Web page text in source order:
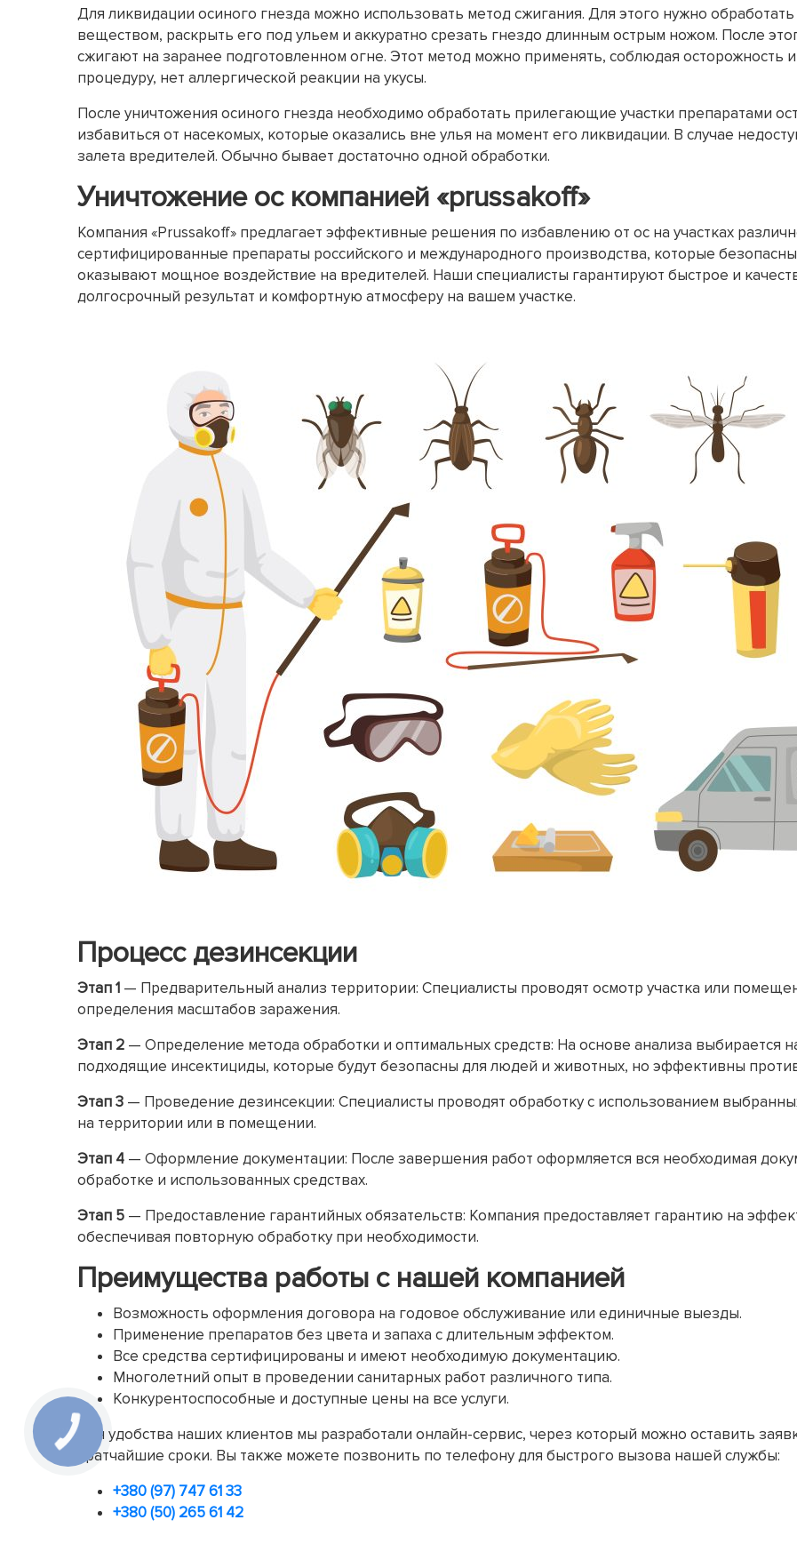
Для ликвидации осиного гнезда можно использовать метод сжигания. Для этого нужно
веществом, раскрыть его под ульем и аккуратно срезать гнездо длинным острым ножом. После
сжигают на заранее подготовленном огне. Этот метод можно применять, соблюдая осторожность
процедуру, нет аллергической реакции на укусы.
После уничтожения осиного гнезда необходимо обработать прилегающие участки препаратами
избавиться от насекомых, которые оказались вне улья на момент его ликвидации. В случае
залета вредителей. Обычно бывает достаточно одной обработки.
Уничтожение ос компанией «prussakoff»
Компания «Prussakoff» предлагает эффективные решения по избавлению от ос на участках
сертифицированные препараты российского и международного производства, которые
оказывают мощное воздействие на вредителей. Наши специалисты гарантируют быстрое и
долгосрочный результат и комфортную атмосферу на вашем участке.
Процесс дезинсекции
Этап 1 — Предварительный анализ территории: Специалисты проводят осмотр участка или
определения масштабов заражения.
Этап 2 — Определение метода обработки и оптимальных средств: На основе анализа выбирается
подходящие инсектициды, которые будут безопасны для людей и животных, но эффективны
Этап 3 — Проведение дезинсекции: Специалисты проводят обработку с использованием
на территории или в помещении.
Этап 4 — Оформление документации: После завершения работ оформляется вся необходимая
обработке и использованных средствах.
Этап 5 — Предоставление гарантийных обязательств: Компания предоставляет гарантию на
обеспечивая повторную обработку при необходимости.
Преимущества работы с нашей компанией
Возможность оформления договора на годовое обслуживание или единичные выезды.
Применение препаратов без цвета и запаха с длительным эффектом.
Все средства сертифицированы и имеют необходимую документацию.
Многолетний опыт в проведении санитарных работ различного типа.
Конкурентоспособные и доступные цены на все услуги.
Для удобства наших клиентов мы разработали онлайн-сервис, через который можно оставить
кратчайшие сроки. Вы также можете позвонить по телефону для быстрого вызова нашей службы:
+380 (97) 747 61 33
+380 (50) 265 61 42